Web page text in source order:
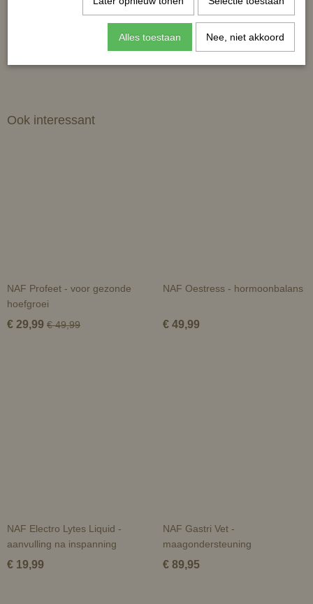
Ook interessant
NAF Profeet - voor gezonde
hoefgroei
€ 29,99 € 49,99
NAF Oestress - hormoonbalans
€ 49,99
NAF Electro Lytes Liquid -
aanvulling na inspanning
€ 19,99
NAF Gastri Vet -
maagondersteuning
€ 89,95
Alles toestaan Nee, niet akkoord